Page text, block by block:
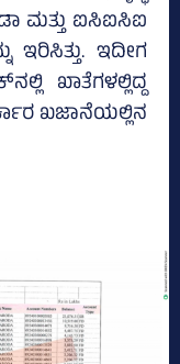
ಮತ್ತು ಐಸಿಐಸಿಐ
ಇರಿಸಿತ್ತು. ಇದೀಗ
ಖಾತೆಗಳಲ್ಲಿದ್ದ
ಖಜಾನೆಯಲ್ಲಿನ